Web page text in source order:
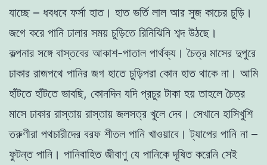
যাচ্ছে – ধবধবে ফর্সা হাত। হাত ভর্তি লাল আর সুজ কাচের চুড়ি।
জগে করে পানি ঢালার সময় চুড়িতে রিনিঝিনি শব্দ উঠছে।
কল্পনার সঙ্গে বাস্তবের আকাশ-পাতাল পার্থক্য।চৈত্র মাসের দুপুরে
ঢাকার রাজপথে পানির জগ হাতে চুড়িপরা কোন হাত থাকে না । আমি
হাঁটতে হাঁটতে ভাবছি, কোনদিন যদি প্রচুর টাকা হয় তাহলেচৈত্র
মাসে ঢাকার রাস্তায় রাস্তায় জলসত্র খুলে দেব। সেখানে হাসিখুশি
তরুণীরা পথচারীদের বরফ শীতল পানি খাওয়াবে। ট্যাপের পানি না –
ফুটন্ত পানি । পানিবাহিত জীবাণু যে পানিকে দূষিত করেনি সেই